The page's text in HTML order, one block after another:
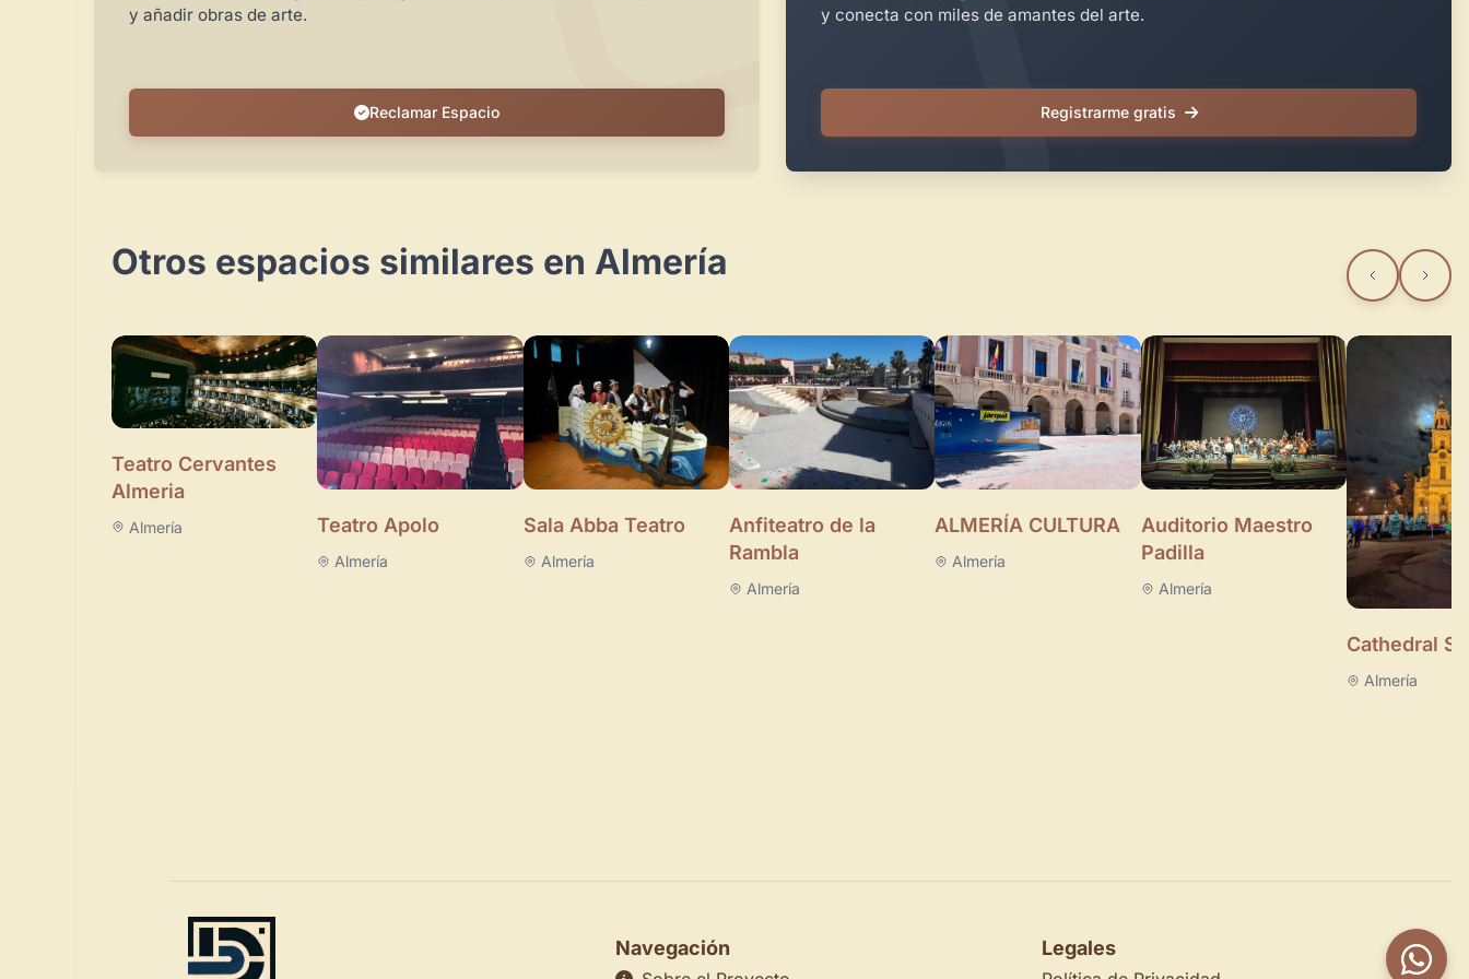
y añadir obras de arte.
Reclamar Espacio
y conecta con miles de amantes del arte.
Registrarme gratis
Otros espacios similares en Almería
Teatro Cervantes
Almeria
Almería Teatro Apolo
Almería
Sala Abba Teatro
Almería
Anfiteatro de la
Rambla
Almería
ALMERÍA CULTURA
Almería
Auditorio Maestro
Padilla
Almería
Cathedral
Almería
Navegación Legales